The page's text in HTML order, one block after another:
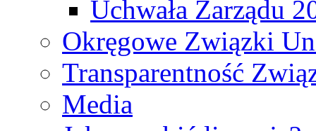
Uchwała Zarządu
Okręgowe Związki
Transparentność
Media